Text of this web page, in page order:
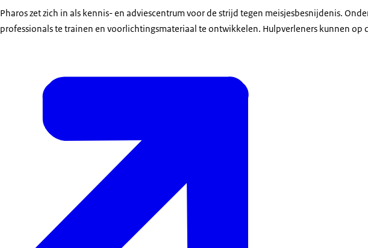
Pharos zet zich in als kennis- en adviescentrum voor de strijd tegen meisjesbesnijdenis.
professionals te trainen en voorlichtingsmateriaal te ontwikkelen. Hulpverleners kunnen op